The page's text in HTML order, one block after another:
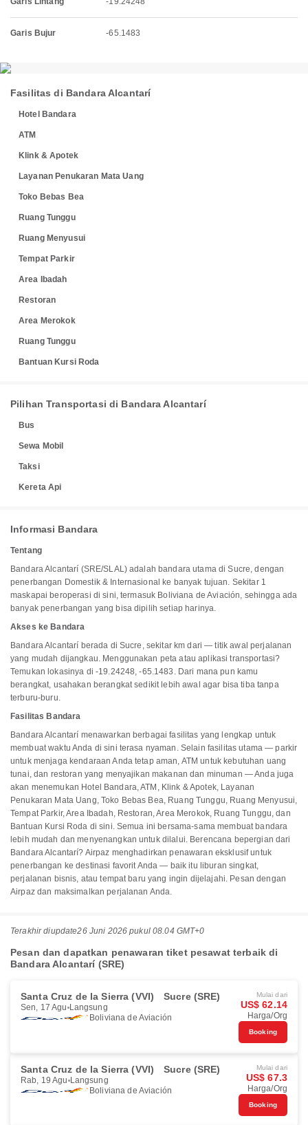
Garis Bujur -65.1483
Fasilitas di Bandara Alcantarí
Hotel Bandara
ATM
Klink & Apotek
Layanan Penukaran Mata Uang
Toko Bebas Bea
Ruang Tunggu
Ruang Menyusui
Tempat Parkir
Area Ibadah
Restoran
Area Merokok
Ruang Tunggu
Bantuan Kursi Roda
Pilihan Transportasi di Bandara Alcantarí
Bus
Sewa Mobil
Taksi
Kereta Api
Informasi Bandara
Tentang
Bandara Alcantarí (SRE/SLAL) adalah bandara utama di Sucre, dengan
penerbangan Domestik & Internasional ke banyak tujuan. Sekitar 1
maskapai beroperasi di sini, termasuk Boliviana de Aviación, sehingga ada
banyak penerbangan yang bisa dipilih setiap harinya.
Akses ke Bandara
Bandara Alcantarí berada di Sucre, sekitar km dari — titik awal perjalanan
yang mudah dijangkau. Menggunakan peta atau aplikasi transportasi?
Temukan lokasinya di -19.24248, -65.1483. Dari mana pun kamu
berangkat, usahakan berangkat sedikit lebih awal agar bisa tiba tanpa
terburu-buru.
Fasilitas Bandara
Bandara Alcantarí menawarkan berbagai fasilitas yang lengkap untuk
membuat waktu Anda di sini terasa nyaman. Selain fasilitas utama — parkir
untuk menjaga kendaraan Anda tetap aman, ATM untuk kebutuhan uang
tunai, dan restoran yang menyajikan makanan dan minuman — Anda juga
akan menemukan Hotel Bandara, ATM, Klink & Apotek, Layanan
Penukaran Mata Uang, Toko Bebas Bea, Ruang Tunggu, Ruang Menyusui,
Tempat Parkir, Area Ibadah, Restoran, Area Merokok, Ruang Tunggu, dan
Bantuan Kursi Roda di sini. Semua ini bersama-sama membuat bandara
lebih mudah dan menyenangkan untuk dilalui. Berencana bepergian dari
Bandara Alcantarí? Airpaz menghadirkan penawaran eksklusif untuk
penerbangan ke destinasi favorit Anda — baik itu liburan singkat,
perjalanan bisnis, atau tempat baru yang ingin dijelajahi. Pesan dengan
Airpaz dan maksimalkan perjalanan Anda.
Terakhir diupdate26 Juni 2026 pukul 08.04 GMT+0
Pesan dan dapatkan penawaran tiket pesawat terbaik di
Bandara Alcantarí (SRE)
Santa Cruz de la Sierra (VVI) Sucre (SRE)
Sen, 17 Agu Langsung
Boliviana de Aviación
Mulai dari
US$ 62.14
Harga/Org
Booking
Santa Cruz de la Sierra (VVI) Sucre (SRE)
Rab, 19 Agu Langsung
Boliviana de Aviación
Mulai dari
US$ 67.3
Harga/Org
Booking